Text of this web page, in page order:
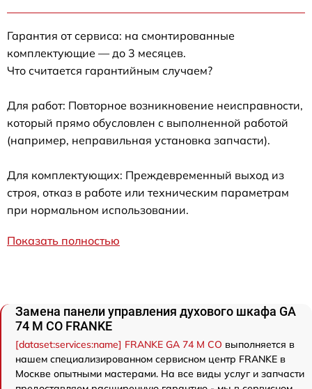
Гарантия от сервиса: на смонтированные
комплектующие — до 3 месяцев.
Что считается гарантийным случаем?
Для работ: Повторное возникновение неисправности,
который прямо обусловлен с выполненной работой
(например, неправильная установка запчасти).
Для комплектующих: Преждевременный выход из
строя, отказ в работе или техническим параметрам
при нормальном использовании.
Показать полностью
Замена панели управления духового шкафа GA
74 M CO FRANKE
[dataset:services:name] FRANKE GA 74 M CO выполняется в
нашем специализированном сервисном центр FRANKE в
Москве опытными мастерами. На все виды услуг и запчасти